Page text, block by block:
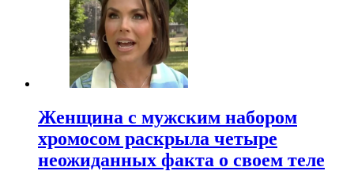
Женщина с мужским набором
хромосом раскрыла четыре
неожиданных факта о своем теле